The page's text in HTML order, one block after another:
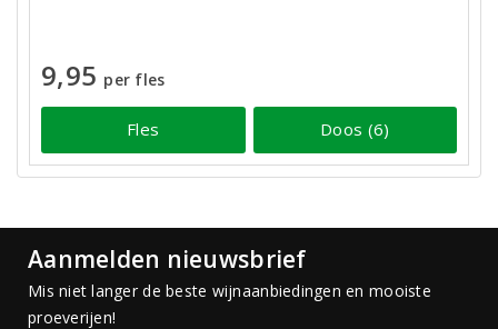
9,95 per fles
Fles Doos (6)
Aanmelden nieuwsbrief
Mis niet langer de beste wijnaanbiedingen en mooiste
proeverijen!